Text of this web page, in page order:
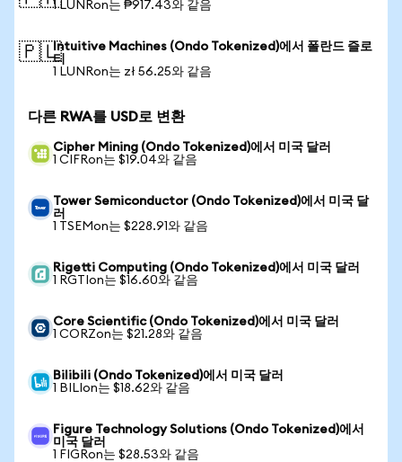
1 LUNRon는 ₱917.43와 같음
🇵🇱Intuitive Machines (Ondo Tokenized)에서 폴란드 즐로
티
1 LUNRon는 zł 56.25와 같음
다른 RWA를 USD로 변환
Cipher Mining (Ondo Tokenized)에서 미국 달러
1 CIFRon는 $19.04와 같음
Tower Semiconductor (Ondo Tokenized)에서 미국 달
러
1 TSEMon는 $228.91와 같음
Rigetti Computing (Ondo Tokenized)에서 미국 달러
1 RGTIon는 $16.60와 같음
Core Scientific (Ondo Tokenized)에서 미국 달러
1 CORZon는 $21.28와 같음
Bilibili (Ondo Tokenized)에서 미국 달러
1 BILIon는 $18.62와 같음
Figure Technology Solutions (Ondo Tokenized)에서
미국 달러
1 FIGRon는 $28.53와 같음